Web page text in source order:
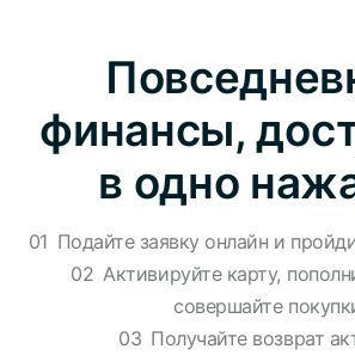
финансы,
в одно
01 Подайте заявку онлайн и
02 Активируйте карту,
совершайте
03 Получайте возврат